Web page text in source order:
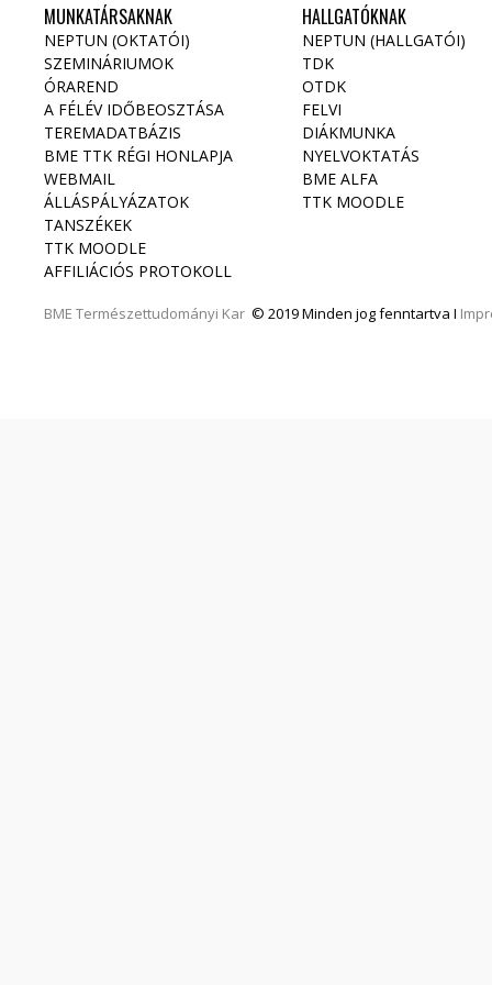
MUNKATÁRSAKNAK
NEPTUN (OKTATÓI)
SZEMINÁRIUMOK
ÓRAREND
A FÉLÉV IDŐBEOSZTÁSA
TEREMADATBÁZIS
BME TTK RÉGI HONLAPJA
WEBMAIL
ÁLLÁSPÁLYÁZATOK
TANSZÉKEK
TTK MOODLE
AFFILIÁCIÓS PROTOKOLL
BME Természettudományi Kar © 2019 Minden jog fenntartva I
HALLGATÓKNAK
NEPTUN (HALLGATÓI)
TDK
OTDK
FELVI
DIÁKMUNKA
NYELVOKTATÁS
BME ALFA
TTK MOODLE